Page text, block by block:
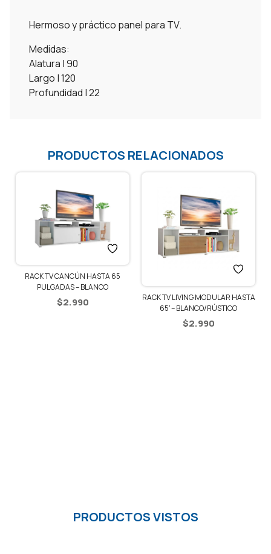
Hermoso y práctico panel para TV.
Medidas:
Alatura | 90
Largo | 120
Profundidad | 22
PRODUCTOS RELACIONADOS
RACK TV CANCÚN HASTA 65
PULGADAS – BLANCO
$2.990
RACK TV LIVING MODULAR HASTA
65′ – BLANCO/RÚSTICO
$2.990
PRODUCTOS VISTOS